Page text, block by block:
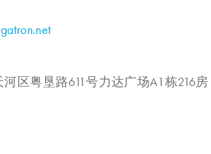
河区粤垦路611号力达广场A1栋216房